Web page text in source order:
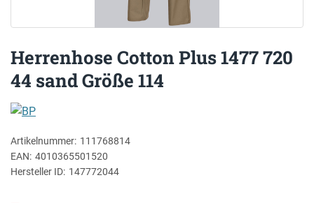
Herrenhose Cotton Plus 1477 720
44 sand Größe 114
BP
Artikelnummer: 111768814
EAN: 4010365501520
Hersteller ID: 147772044